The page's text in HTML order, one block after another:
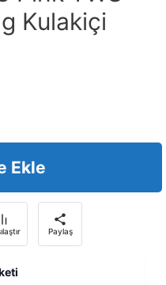
Kulakiçi
Ekle
Paylaş